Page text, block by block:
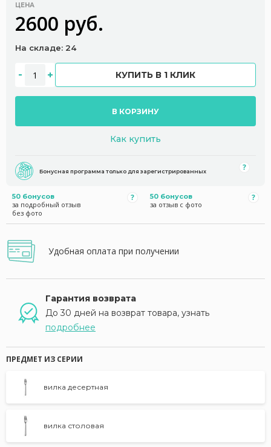
ЦЕНА
2600 руб.
На складе: 24
КУПИТЬ В 1 КЛИК
В КОРЗИНУ
Как купить
Бонусная программа только для зарегистрированных
50 бонусов
за подробный отзыв
без фото
50 бонусов
за отзыв с фото
Удобная оплата при получении
Гарантия возврата
До 30 дней на возврат товара, узнать
подробнее
ПРЕДМЕТ ИЗ СЕРИИ
вилка десертная
вилка столовая